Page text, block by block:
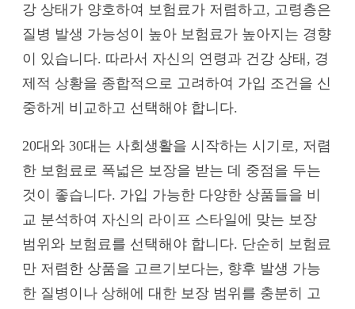
강 상태가 양호하여 보험료가 저렴하고, 고령층은
질병 발생 가능성이 높아 보험료가 높아지는 경향
이 있습니다. 따라서 자신의 연령과 건강 상태, 경
제적 상황을 종합적으로 고려하여 가입 조건을 신
중하게 비교하고 선택해야 합니다.
20대와 30대는 사회생활을 시작하는 시기로, 저렴
한 보험료로 폭넓은 보장을 받는 데 중점을 두는
것이 좋습니다. 가입 가능한 다양한 상품들을 비
교 분석하여 자신의 라이프 스타일에 맞는 보장
범위와 보험료를 선택해야 합니다. 단순히 보험료
만 저렴한 상품을 고르기보다는, 향후 발생 가능
한 질병이나 상해에 대한 보장 범위를 충분히 고